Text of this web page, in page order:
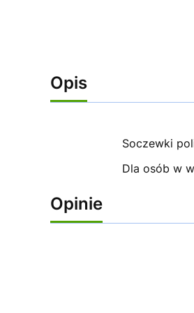
Opis
Soczewki
Dla osób w
Opinie